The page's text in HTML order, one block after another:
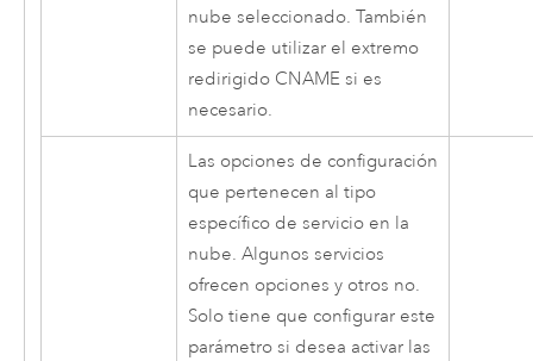
nube seleccionado. También
se puede utilizar el extremo
redirigido CNAME si es
necesario.
Las opciones de configuración
que pertenecen al tipo
específico de servicio en la
nube. Algunos servicios
ofrecen opciones y otros no.
Solo tiene que configurar este
parámetro si desea activar las